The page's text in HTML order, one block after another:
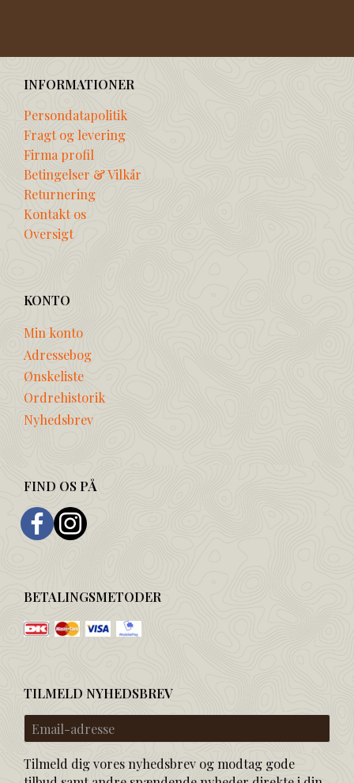
INFORMATIONER
Persondatapolitik
Fragt og levering
Firma profil
Betingelser & Vilkår
Returnering
Kontakt os
Oversigt
KONTO
Min konto
Adressebog
Ønskeliste
Ordrehistorik
Nyhedsbrev
FIND OS PÅ
BETALINGSMETODER
TILMELD NYHEDSBREV
Email-
adresse
Tilmeld dig vores nyhedsbrev og modtag gode